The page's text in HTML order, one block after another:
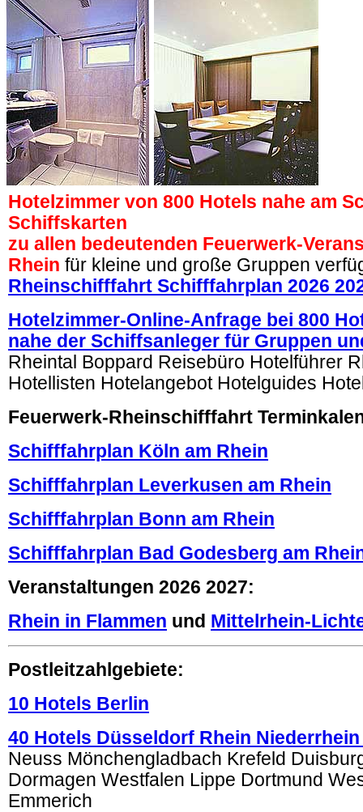
Hotelzimmer von 800 Hotels nahe am
Schiffskarten
zu allen bedeutenden Feuerwerk-
Rhein für kleine und große Gruppen
Rheinschifffahrt Schifffahrplan 2026
Hotelzimmer-Online-Anfrage bei 800
nahe der Schiffsanleger für Gruppen
Rheintal Boppard Reisebüro Hotelführer
Hotellisten Hotelangebot Hotelguides
Feuerwerk-Rheinschifffahrt
Schifffahrplan Köln am Rhein
Schifffahrplan Leverkusen am Rhein
Schifffahrplan Bonn am Rhein
Schifffahrplan Bad Godesberg am
Veranstaltungen 2026 2027:
Rhein in Flammen und Mittelrhein-
Postleitzahlgebiete:
10 Hotels Berlin
40 Hotels Düsseldorf Rhein
Neuss Mönchengladbach Krefeld
Dormagen Westfalen Lippe Dortmund
Emmerich